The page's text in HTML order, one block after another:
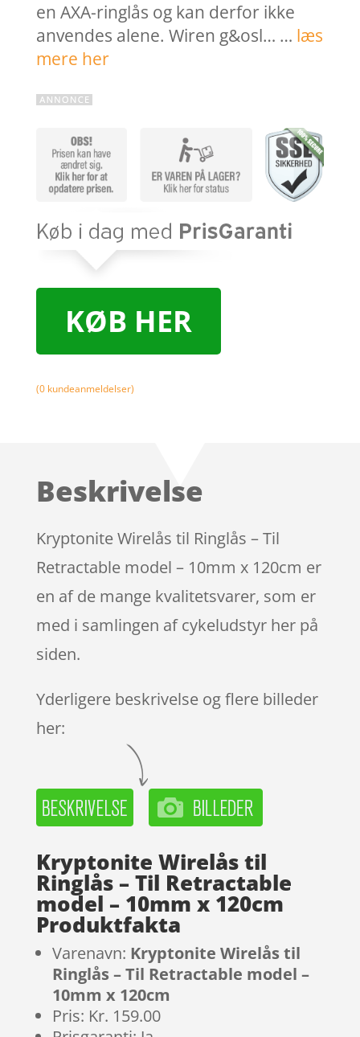
en AXA-ringlås og kan derfor ikke
anvendes alene. Wiren g&osl… … læs
mere her
KØB HER
(0kundeanmeldelser)
Beskrivelse
Kryptonite Wirelås til Ringlås – Til
Retractable model – 10mm x 120cm er
en af de mange kvalitetsvarer, som er
med i samlingen af cykeludstyr her på
siden.
Yderligere beskrivelse og flere billeder
her:
Kryptonite Wirelås til
Ringlås – Til Retractable
model – 10mm x 120cm
Produktfakta
Varenavn: Kryptonite Wirelås til
Ringlås – Til Retractable model –
10mm x 120cm
Pris: Kr. 159.00